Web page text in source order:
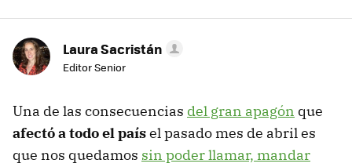
Laura Sacristán
Editor Senior
Una de las consecuencias del gran apagón que
afectó a todo el paísel pasado mes de abril es
que nos quedamos sin poder llamar, mandar